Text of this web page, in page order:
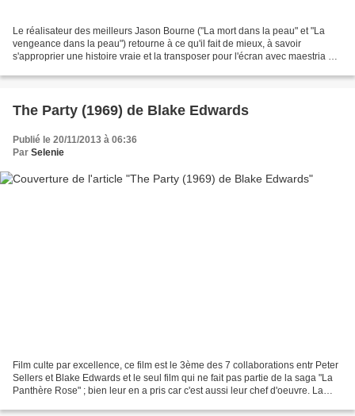
Le réalisateur des meilleurs Jason Bourne ("La mort dans la peau" et "La
vengeance dans la peau") retourne à ce qu'il fait de mieux, à savoir
s'approprier une histoire vraie et la transposer pour l'écran avec maestria et
The Party (1969) de Blake Edwards
Publié le 20/11/2013 à 06:36
Par Selenie
Film culte par excellence, ce film est le 3ème des 7 collaborations entr Peter
Sellers et Blake Edwards et le seul film qui ne fait pas partie de la saga "La
Panthère Rose" ; bien leur en a pris car c'est aussi leur chef d'oeuvre. La